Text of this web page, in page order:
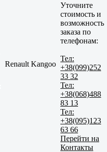
Renault Kangoo
Уточните
стоимость и
возможность
заказа по
телефонам:
Тел:
+38(099)252
33 32
Тел:
+38(068)488
83 13
Тел:
+38(095)123
63 66
Перейти на
Контакты